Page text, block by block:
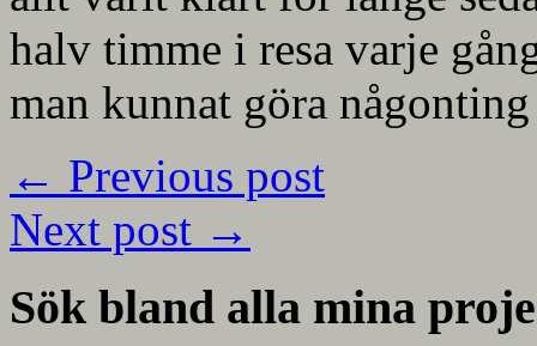
halv timme i resa varje
man kunnat göra
← Previous post
Next post →
Sök bland alla mina